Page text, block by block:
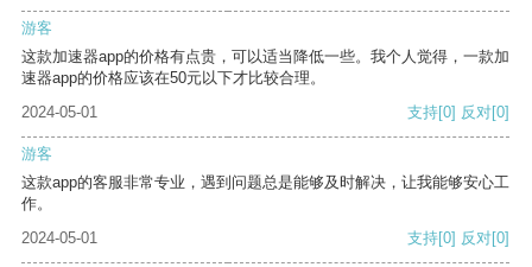
游客
这款加速器app的价格有点贵，可以适当降低一些。我个人觉得，一款加
速器app的价格应该在50元以下才比较合理。
2024-05-01
支持[0] 反对[0]
游客
这款app的客服非常专业，遇到问题总是能够及时解决，让我能够安心工
作。
2024-05-01
支持[0] 反对[0]